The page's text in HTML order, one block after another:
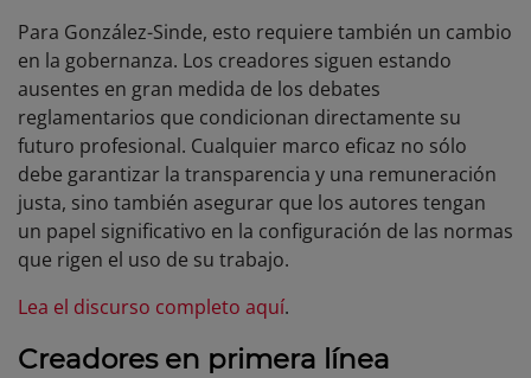
Para González-Sinde, esto requiere también un cambio
en la gobernanza. Los creadores siguen estando
ausentes en gran medida de los debates
reglamentarios que condicionan directamente su
futuro profesional. Cualquier marco eficaz no sólo
debe garantizar la transparencia y una remuneración
justa, sino también asegurar que los autores tengan
un papel significativo en la configuración de las normas
que rigen el uso de su trabajo.
Lea el discurso completo aquí.
Creadores en primera línea